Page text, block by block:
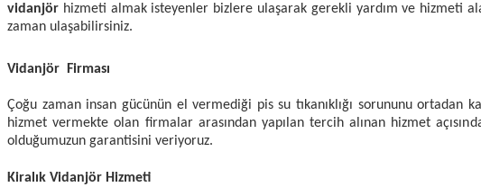
vidanjör hizmeti almak isteyenler bizlere ulaşarak gerekli yardım ve hizmeti
zaman ulaşabilirsiniz.
Vidanjör Firması
Çoğu zaman insan gücünün el vermediği pis su tıkanıklığı sorununu
hizmet vermekte olan firmalar arasından yapılan tercih alınan hizmet
olduğumuzun garantisini veriyoruz.
Kiralık Vidanjör Hizmeti